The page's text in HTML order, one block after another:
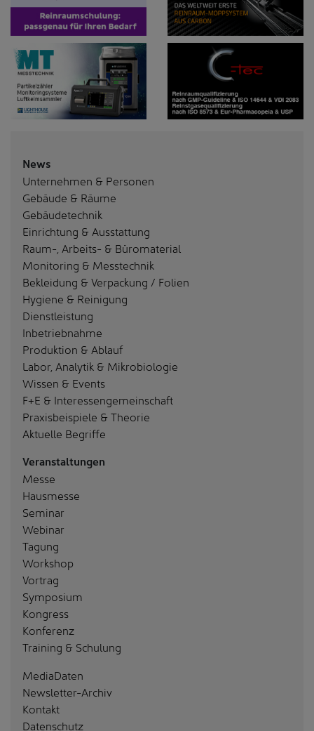
News
Unternehmen & Personen
Gebäude & Räume
Gebäudetechnik
Einrichtung & Ausstattung
Raum-, Arbeits- & Büromaterial
Monitoring & Messtechnik
Bekleidung & Verpackung / Folien
Hygiene & Reinigung
Dienstleistung
Inbetriebnahme
Produktion & Ablauf
Labor, Analytik & Mikrobiologie
Wissen & Events
F+E & Interessengemeinschaft
Praxisbeispiele & Theorie
Aktuelle Begriffe
Veranstaltungen
Messe
Hausmesse
Seminar
Webinar
Tagung
Workshop
Vortrag
Symposium
Kongress
Konferenz
Training & Schulung
MediaDaten
Newsletter-Archiv
Kontakt
Datenschutz